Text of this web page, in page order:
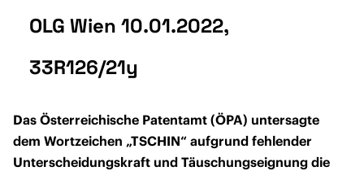
OLG Wien 10.01.2022,
33R126/21y
Das Österreichische Patentamt (ÖPA) untersagte
dem Wortzeichen „TSCHIN“ aufgrund fehlender
Unterscheidungskraft und Täuschungseignung die